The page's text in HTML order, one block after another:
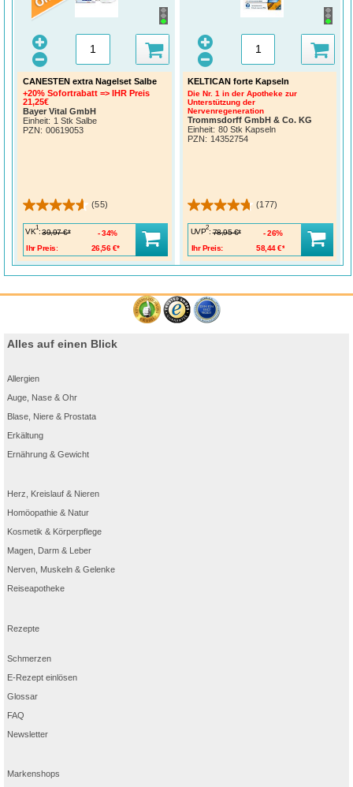
CANESTEN extra Nagelset Salbe
+20% Sofortrabatt => IHR Preis
21,25€
Bayer Vital GmbH
Einheit: 1 Stk Salbe
PZN: 00619053
(55)
VK
1
: 39,97 €*
Ihr Preis:
26,56 €*
34%
KELTICAN forte Kapseln
Die Nr. 1 in der Apotheke zur
Unterstützung der
Nervenregeneration
Trommsdorff GmbH & Co. KG
Einheit: 80 Stk Kapseln
PZN: 14352754
(177)
UVP
2
: 78,95 €*
Ihr Preis:
58,44 €*
26%
Alles auf einen Blick
Allergien
Auge, Nase & Ohr
Blase, Niere & Prostata
Erkältung
Ernährung & Gewicht
Herz, Kreislauf & Nieren
Homöopathie & Natur
Kosmetik & Körperpflege
Magen, Darm & Leber
Nerven, Muskeln & Gelenke
Reiseapotheke
Rezepte
Schmerzen
E-Rezept einlösen
Glossar
FAQ
Newsletter
Markenshops